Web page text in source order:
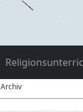
Archiv